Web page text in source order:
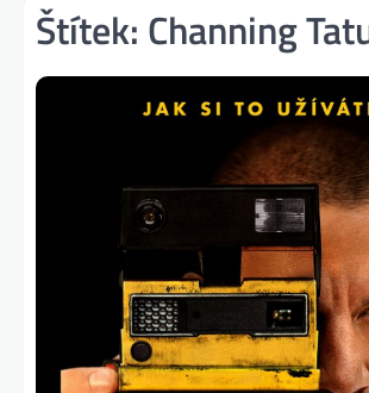
Štítek: Channing